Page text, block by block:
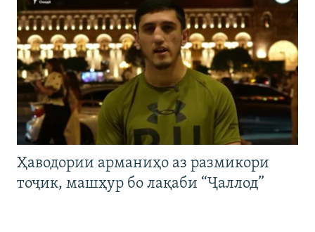
Ҳаводории арманиҳо аз размикори
тоҷик, машҳур бо лақаби “Ҷаллод”